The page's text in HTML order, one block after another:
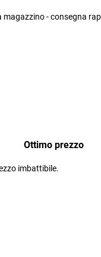
magazzino - consegna
Ottimo prezzo
imbattibile.